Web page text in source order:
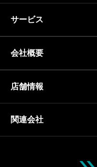
サービス
会社概要
店舗情報
関連会社